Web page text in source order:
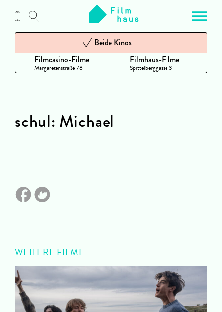
Inhalt
Filmcasino-Filme
Margaretenstraße 78
Beide Kinos
Filmhaus-Filme
Spittelberggasse 3
schul: Michael
WEITERE FILME